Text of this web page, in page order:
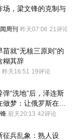
场，梁文锋的克制与
周刊 昨天07:06 21评论
苗就“无核三原则”的
糊其辞
昨天16:51 19评论
弹“洗地”后，泽连斯
做梦：让俄罗斯在冬
和？
前天20:13 42评论
征兵乱象：熟人设